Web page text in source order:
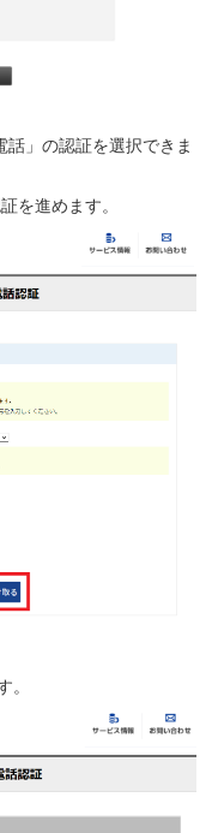
」の認証を選択できま
を進めます。
。